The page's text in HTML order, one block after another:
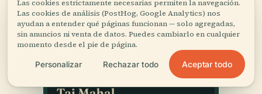
Las cookies estrictamente necesarias permiten la navegación.
Las cookies de análisis (PostHog, Google Analytics) nos
ayudan a entender qué páginas funcionan — solo agregadas,
sin anuncios ni venta de datos. Puedes cambiarlo en cualquier
momento desde el pie de página.
Personalizar Rechazar todo Aceptar todo